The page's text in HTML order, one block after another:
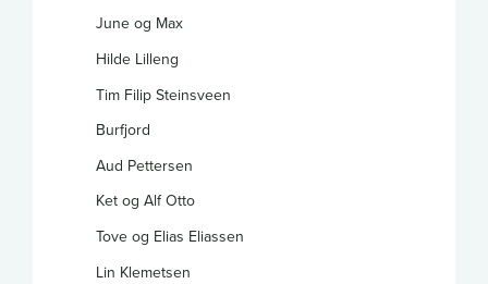
June og Max
Hilde Lilleng
Tim Filip Steinsveen
Burfjord
Aud Pettersen
Ket og Alf Otto
Tove og Elias Eliassen
Lin Klemetsen